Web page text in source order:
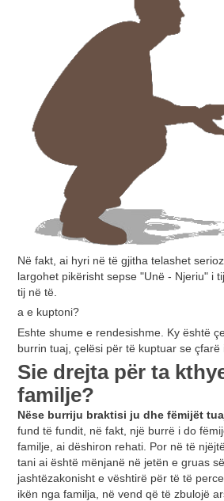
Në fakt, ai hyri në të gjitha telashet
largohet pikërisht sepse "Unë - Njeriu" i
tij në të.
a e kuptoni?
Eshte shume e rendesishme. Ky është
burrin tuaj, çelësi për të kuptuar se çfarë
Sie drejta për ta
familje?
Nëse burriju braktisi ju dhe fëmijët
fund të fundit, në fakt, një burrë i do
familje, ai dëshiron rehati. Por në të
tani ai është mënjanë në jetën e gruas
jashtëzakonisht e vështirë për të të
ikën nga familja, në vend që të zbulojë